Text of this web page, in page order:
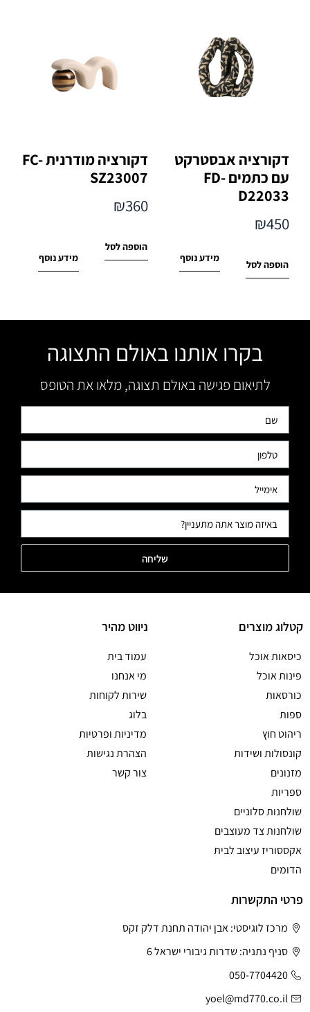
דקורציה אבסטרקט
עם כתמים FD-
D22033
₪450
הוספה לסל
מידע נוסף
דקורציה מודרנית FC-
SZ23007
₪360
הוספה לסל
מידע נוסף
בקרו אותנו באולם התצוגה
לתיאום פגישה באולם תצוגה, מלאו את הטופס
שליחה
קטלוג מוצרים
כיסאות אוכל
פינות אוכל
כורסאות
ספות
ריהוט חוץ
קונסולות ושידות
מזנונים
ספריות
שולחנות סלוניים
שולחנות צד מעוצבים
אקססוריז עיצוב לבית
הדומים
ניווט מהיר
עמוד בית
מי אנחנו
שירות לקוחות
בלוג
מדיניות ופרטיות
הצהרת נגישות
צור קשר
פרטי התקשרות
מרכז לוגיסטי: אבן יהודה תחנת דלק זקס
סניף נתניה: שדרות גיבורי ישראל 6
050-7704420
yoel@md770.co.il